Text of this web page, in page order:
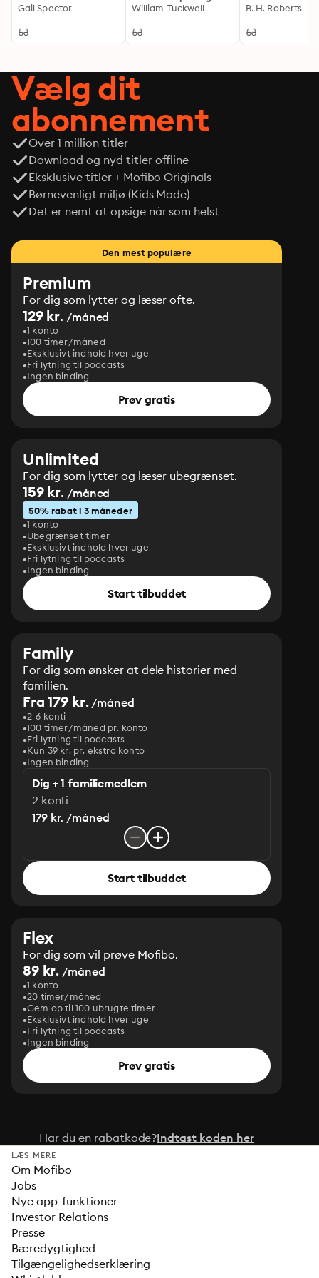
Gail Spector
Timeless Themes of a
William Tuckwell
Enriched
Development
B. H. Roberts
Vælg dit
abonnement
Over 1 million titler
Download og nyd titler offline
Eksklusive titler + Mofibo Originals
Børnevenligt miljø (Kids Mode)
Det er nemt at opsige når som helst
Den mest populære
Premium
For dig som lytter og læser ofte.
129 kr. /måned
1 konto
100 timer/måned
Eksklusivt indhold hver uge
Fri lytning til podcasts
Ingen binding
Prøv gratis
Unlimited
For dig som lytter og læser ubegrænset.
159 kr. /måned
50% rabat i 3 måneder
1 konto
Ubegrænset timer
Eksklusivt indhold hver uge
Fri lytning til podcasts
Ingen binding
Start tilbuddet
Family
For dig som ønsker at dele historier med
familien.
Fra 179 kr./måned
2-6 konti
100 timer/måned pr. konto
Fri lytning til podcasts
Kun 39 kr. pr. ekstra konto
Ingen binding
Dig + 1 familiemedlem
2 konti
179 kr. /måned
Start tilbuddet
Flex
For dig som vil prøve Mofibo.
89 kr. /måned
1 konto
20 timer/måned
Gem op til 100 ubrugte timer
Eksklusivt indhold hver uge
Fri lytning til podcasts
Ingen binding
Prøv gratis
Har du en rabatkode?Indtast koden her
LÆS MERE
Om Mofibo
Jobs
Nye app-funktioner
Investor Relations
Presse
Bæredygtighed
Tilgængelighedserklæring